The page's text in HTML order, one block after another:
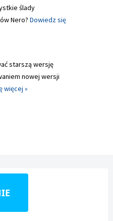
ślady
Nero? Dowiedz się
starszą wersję
nowej wersji
więcej »